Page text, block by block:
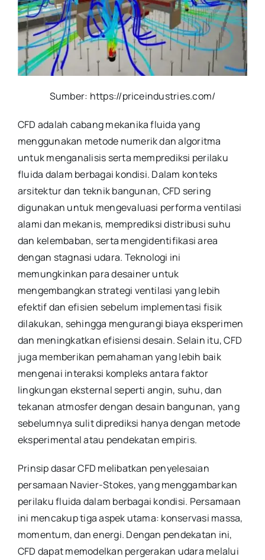
Sumber: https://priceindustries.com/
CFD adalah cabang mekanika fluida yang
menggunakan metode numerik dan algoritma
untuk menganalisis serta memprediksi perilaku
fluida dalam berbagai kondisi. Dalam konteks
arsitektur dan teknik bangunan, CFD sering
digunakan untuk mengevaluasi performa ventilasi
alami dan mekanis, memprediksi distribusi suhu
dan kelembaban, serta mengidentifikasi area
dengan stagnasi udara. Teknologi ini
memungkinkan para desainer untuk
mengembangkan strategi ventilasi yang lebih
efektif dan efisien sebelum implementasi fisik
dilakukan, sehingga mengurangi biaya eksperimen
dan meningkatkan efisiensi desain. Selain itu, CFD
juga memberikan pemahaman yang lebih baik
mengenai interaksi kompleks antara faktor
lingkungan eksternal seperti angin, suhu, dan
tekanan atmosfer dengan desain bangunan, yang
sebelumnya sulit diprediksi hanya dengan metode
eksperimental atau pendekatan empiris.
Prinsip dasar CFD melibatkan penyelesaian
persamaan Navier-Stokes, yang menggambarkan
perilaku fluida dalam berbagai kondisi. Persamaan
ini mencakup tiga aspek utama: konservasi massa,
momentum, dan energi. Dengan pendekatan ini,
CFD dapat memodelkan pergerakan udara melalui